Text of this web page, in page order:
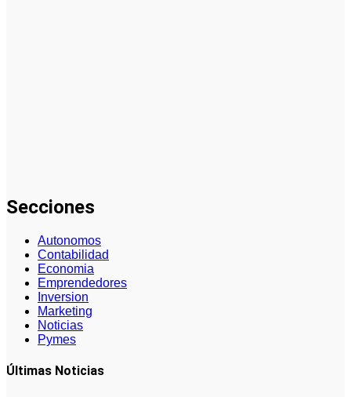
Secciones
Autonomos
Contabilidad
Economia
Emprendedores
Inversion
Marketing
Noticias
Pymes
Últimas Noticias